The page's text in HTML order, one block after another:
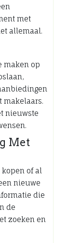
met
allemaal.
maken op
makelaars.
nieuwste
Met
of al
nieuwe
die
de
zoeken en